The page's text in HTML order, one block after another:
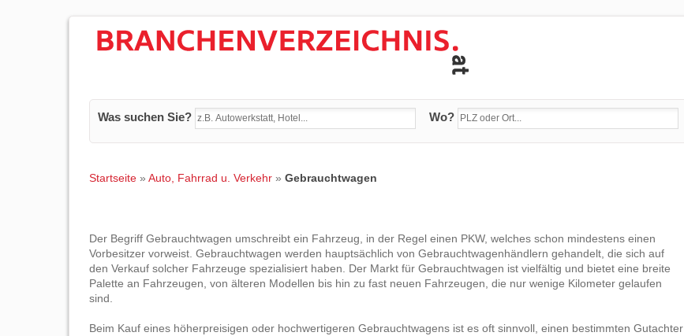
Was suchen Sie? Wo?
Startseite » Auto, Fahrrad u. Verkehr » Gebrauchtwagen
Der Begriff Gebrauchtwagen umschreibt ein Fahrzeug, in der Regel einen PKW, welches schon mindestens einen
Vorbesitzer vorweist. Gebrauchtwagen werden hauptsächlich von Gebrauchtwagenhändlern gehandelt, die sich auf
den Verkauf solcher Fahrzeuge spezialisiert haben. Der Markt für Gebrauchtwagen ist vielfältig und bietet eine breite
Palette an Fahrzeugen, von älteren Modellen bis hin zu fast neuen Fahrzeugen, die nur wenige Kilometer gelaufen
sind.
Beim Kauf eines höherpreisigen oder hochwertigeren Gebrauchtwagens ist es oft sinnvoll, einen bestimmten Gutachter